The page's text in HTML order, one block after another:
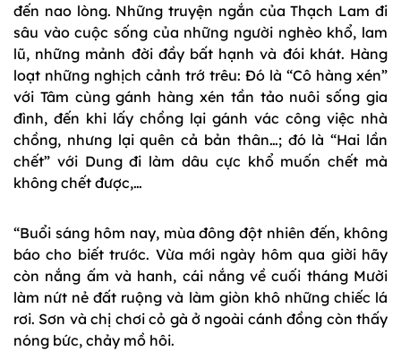
đến nao lòng. Những truyện ngắn của Thạch Lam đi
sâu vào cuộc sống của những người nghèo khổ, lam
lũ, những mảnh đời đầy bất hạnh và đói khát. Hàng
loạt những nghịch cảnh trớ trêu: Đó là “Cô hàng xén”
với Tâm cùng gánh hàng xén tần tảo nuôi sống gia
đình, đến khi lấy chồng lại gánh vác công việc nhà
chồng, nhưng lại quên cả bản thân…; đó là “Hai lần
chết” với Dung đi làm dâu cực khổ muốn chết mà
không chết được,…
“Buổi sáng hôm nay, mùa đông đột nhiên đến, không
báo cho biết trước. Vừa mới ngày hôm qua giời hãy
còn nắng ấm và hanh, cái nắng về cuối tháng Mười
làm nứt nẻ đất ruộng và làm giòn khô những chiếc lá
rơi. Sơn và chị chơi cỏ gà ở ngoài cánh đồng còn thấy
nóng bức, chảy mồ hôi.